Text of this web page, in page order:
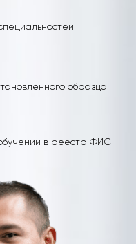
образца
в реестр ФИС